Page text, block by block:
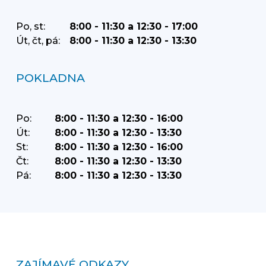
Po, st:
8:00 - 11:30 a 12:30 - 17:00
Út, čt, pá:
8:00 - 11:30 a 12:30 - 13:30
POKLADNA
Po:
8:00 - 11:30 a 12:30 - 16:00
Út:
8:00 - 11:30 a 12:30 - 13:30
St:
8:00 - 11:30 a 12:30 - 16:00
Čt:
8:00 - 11:30 a 12:30 - 13:30
Pá:
8:00 - 11:30 a 12:30 - 13:30